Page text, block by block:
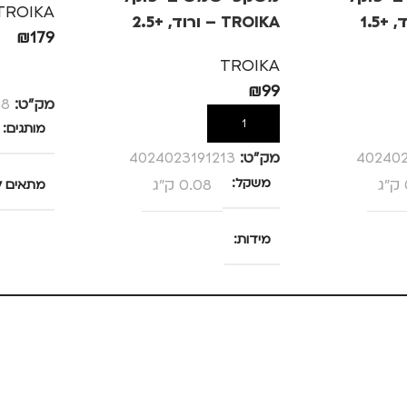
TROIKA – ורוד, +2.5
TROIKA
₪99
הוספה לסל
מק”ט: 4024023191213
משקל 0.08 ק"ג
מידות
25 × 13.5 × 4 סנטימטרים
₪179
מק”ט:
מותגים
מתאים